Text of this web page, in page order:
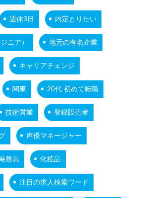
週休3日 内定とりたい
ニア） 地元の有名企業
キャリアチェンジ
関東 20代 初めて転職
技術営業 登録販売者
声優マネージャー
務員 化粧品
注目の求人検索ワード